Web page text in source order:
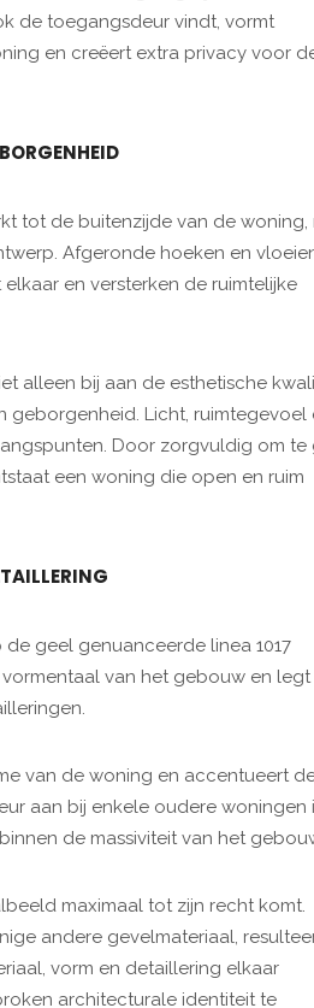
de toegangsdeur vindt, vormt
en creëert extra privacy voor
tot de buitenzijde van de woning,
Afgeronde hoeken en
en versterken de ruimtelijke
alleen bij aan de esthetische
geborgenheid. Licht, ruimtegevoel
Door zorgvuldig om te
een woning die open en ruim
geel genuanceerde linea 1017
van het gebouw en
van de woning en accentueert
aan bij enkele oudere woningen
de massiviteit van het
maximaal tot zijn recht komt.
andere gevelmateriaal,
vorm en detaillering elkaar
architecturale identiteit te